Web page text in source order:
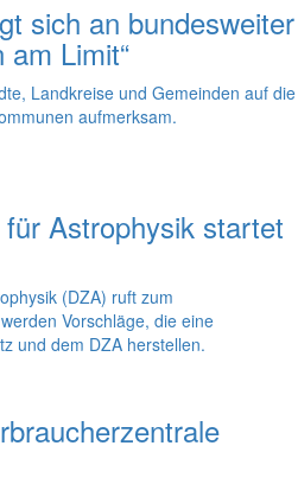
sich an bundesweiter
am Limit“
Landkreise und Gemeinden auf die
aufmerksam.
Astrophysik startet
(DZA) ruft zum
Vorschläge, die eine
und dem DZA herstellen.